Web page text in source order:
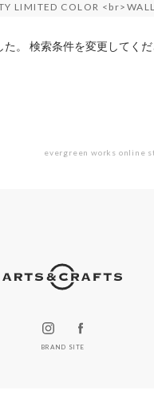
LIMITED COLOR
。 検索条件を変更してくだ
evergreen works online
BRAND SITE